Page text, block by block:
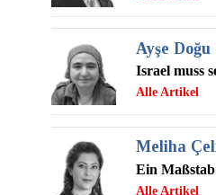
Ayşe Doğu
Israel muss
Meliha
Ein